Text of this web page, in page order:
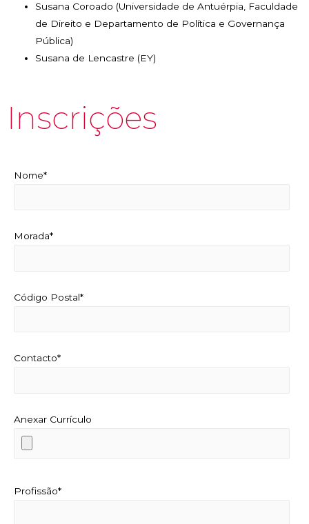
Susana Coroado (Universidade de Antuérpia, Faculdade
de Direito e Departamento de Política e Governança
Pública)
Susana de Lencastre (EY)
Inscrições
Nome*
Morada*
Código Postal*
Contacto*
Anexar Currículo
Profissão*